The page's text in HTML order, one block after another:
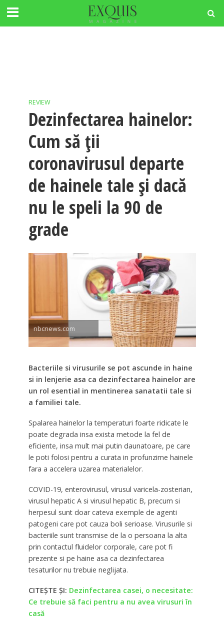
REVIEW
Dezinfectarea hainelor:
Cum să ții
coronavirusul departe
de hainele tale și dacă
nu le speli la 90 de
grade
nbcnews.com
Bacteriile si virusurile se pot ascunde in haine
si in lenjerie asa ca dezinfectarea hainelor are
un rol esential in mentinerea sanatatii tale si
a familiei tale.
Spalarea hainelor la temperaturi foarte ridicate le
poate degrada insa exista metode la fel de
eficiente, insa mult mai putin daunatoare, pe care
le poti folosi pentru a curata in profunzime hainele
fara a accelera uzarea materialelor.
COVID-19, enterovirusul, virusul varicela-zosterian,
virusul hepatic A si virusul hepatic B, precum si
herpesul sunt doar cateva exemple de agenti
patogeni care pot cauza boli serioase. Virusurile si
bacteriile sunt transmise de la o persoana la alta
prin contactul fluidelor corporale, care pot fi
prezente si pe haine asa ca dezinfectarea
tesaturilor nu trebuie neglijata.
CITEȘTE ȘI: Dezinfectarea casei, o necesitate:
Ce trebuie să faci pentru a nu avea virusuri în
casă